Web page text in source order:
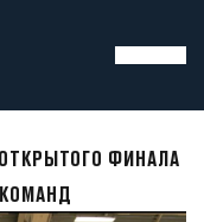
ФИНАЛА